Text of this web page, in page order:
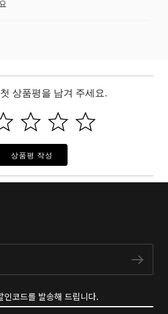
상품평을 남겨 주세요.
상품평 작성
구독
인코드를 발송해 드립니다.